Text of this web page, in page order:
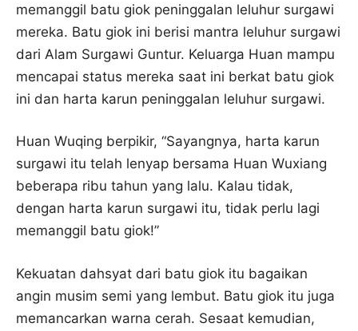
memanggil batu giok peninggalan leluhur surgawi
mereka. Batu giok ini berisi mantra leluhur surgawi
dari Alam Surgawi Guntur. Keluarga Huan mampu
mencapai status mereka saat ini berkat batu giok
ini dan harta karun peninggalan leluhur surgawi.
Huan Wuqing berpikir, “Sayangnya, harta karun
surgawi itu telah lenyap bersama Huan Wuxiang
beberapa ribu tahun yang lalu. Kalau tidak,
dengan harta karun surgawi itu, tidak perlu lagi
memanggil batu giok!”
Kekuatan dahsyat dari batu giok itu bagaikan
angin musim semi yang lembut. Batu giok itu juga
memancarkan warna cerah. Sesaat kemudian,